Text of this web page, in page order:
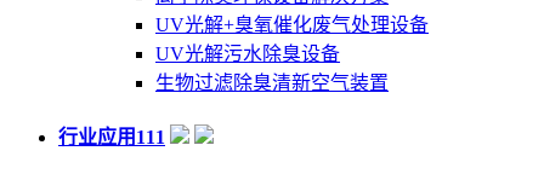
UV光解+臭氧催化废气处理设备
UV光解污水除臭设备
生物过滤除臭清新空气装置
行业应用111